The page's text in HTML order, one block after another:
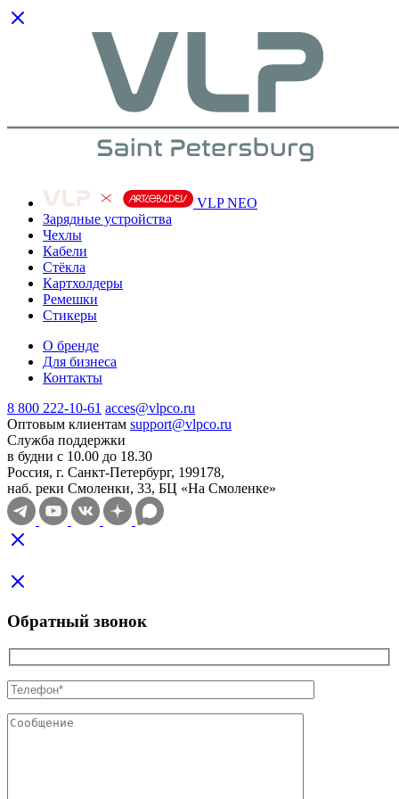
VLP NEO
Зарядные устройства
Чехлы
Кабели
Cтёкла
Картхолдеры
Ремешки
Стикеры
О бренде
Для бизнеса
Контакты
8 800 222-10-61 acces@vlpco.ru
Оптовым клиентам support@vlpco.ru
Служба поддержки
в будни с 10.00 до 18.30
Россия, г. Санкт-Петербург, 199178,
наб. реки Смоленки, 33, БЦ «На Смоленке»
Обратный звонок